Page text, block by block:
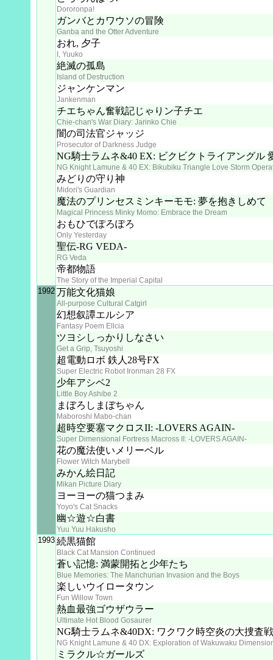
Dororonpa!
ガンバとカワウソの冒険
Ganba and the Otter Adventure
おれ, 夕子
I, Yuuko
絶滅の孤島
Island of Destruction
ジャンケンマン
Jankenman
チエちゃん奮戦記じゃりン子チエ
Chie-chan's War Diary: Jarinko Chie
闇の司法官ジャッジ
Prosecutor of Darkness Judge
NG騎士ラムネ&40 EX: ビクビクトライアングル
NG Knight Lamune & 40 EX: Bikubiku Triangle Love Storm
みどりの守り神
Midori's Guardian
魔法のプリンセスミンキーモモ: 夢を抱きしめて
Magical Princess Minky Momo: Embrace the Dream
おもひでぽろぽろ
Only Yesterday
聖伝-RG VEDA-
RG Veda
帝都物語
The Story of the Imperial Capital
1992 万能文化猫娘
All-purpose Cultural Catgirl
幻想叙譚エルシア
Fantasy Poem Ellcia
ツヨシしっかりしなさい
Get a Grip, Tsuyoshi
超電動ロボ 鉄人28号FX
Super Electric Robot Ironman 28 FX
少年アシベ2
Little Boy Ashibe 2
まぼろしまぼちゃん
Maboroshi Mabo-chan
超時空要塞マクロスII: -LOVERS AGAIN-
Super Dimensional Fortress Macross II: -LOVERS AGAIN-
花の魔法使いメリーベル
Flower Witch Marybell
みかん絵日記
Mikan Picture Diary
ヨーヨーの猫つまみ
Yoyo's Cat Snacks
幽☆遊☆白書
Yuu Yuu Hakusho
1993 続黒猫館
Black Cat Mansion Continued
蒼い記憶: 満蒙開拓と少年たち
Blue Memories: The Manchurian Invasion and the Boys
楽しいウイロータウン
Fun Willow Town
熱血最強ゴウザウラー
Ultimate Hot Blood Gosaurer
NG騎士ラムネ&40DX: ワクワク時空炎の大捜査戦
NG Knight Lamune & 40 DX: Exploration of Wakuwaku
ミラクル☆ガールズ